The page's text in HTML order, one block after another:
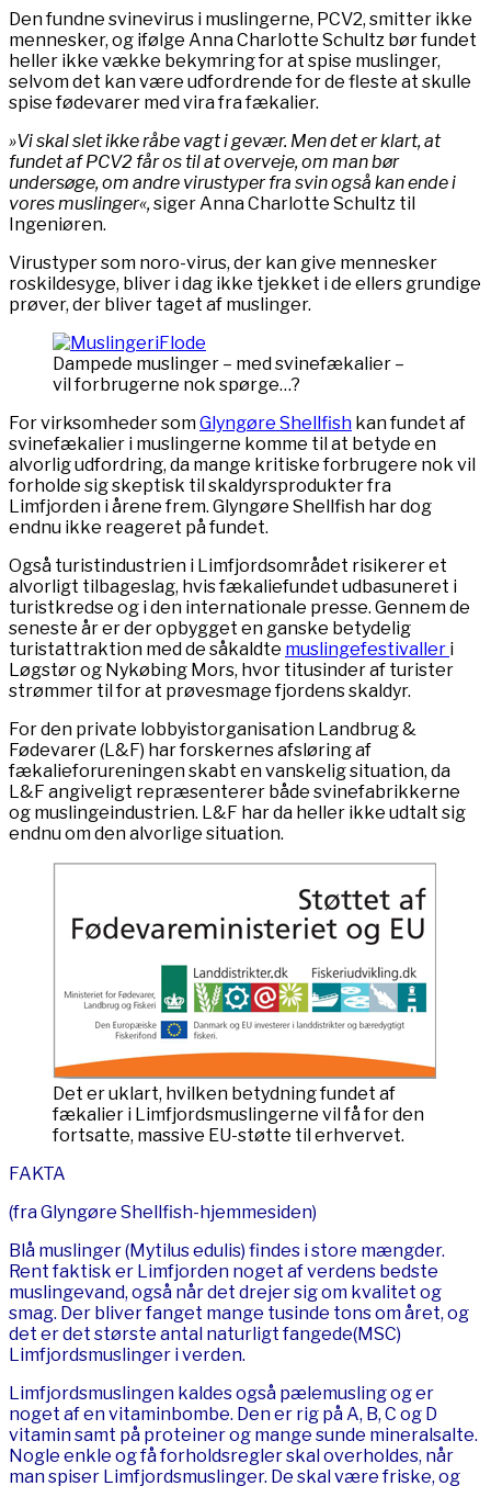
Den fundne svinevirus i muslingerne, PCV2, smitter ikke
mennesker, og ifølge Anna Charlotte Schultz bør fundet
heller ikke vække bekymring for at spise muslinger,
selvom det kan være udfordrende for de fleste at skulle
spise fødevarer med vira fra fækalier.
»Vi skal slet ikke råbe vagt i gevær. Men det er klart, at
fundet af PCV2 får os til at overveje, om man bør
undersøge, om andre virustyper fra svin også kan ende i
vores muslinger«,siger Anna Charlotte Schultz til
Ingeniøren.
Virustyper som noro-virus, der kan give mennesker
roskildesyge, bliver i dag ikke tjekket i de ellers grundige
prøver, der bliver taget af muslinger.
Dampede muslinger – med svinefækalier –
vil forbrugerne nok spørge…?
For virksomheder somGlyngøre Shellfish kan fundet af
svinefækalier i muslingerne komme til at betyde en
alvorlig udfordring, da mange kritiske forbrugere nok vil
forholde sig skeptisk til skaldyrsprodukter fra
Limfjorden i årene frem. Glyngøre Shellfish har dog
endnu ikke reageret på fundet.
Også turistindustrien i Limfjordsområdet risikerer et
alvorligt tilbageslag, hvis fækaliefundet udbasuneret i
turistkredse og i den internationale presse. Gennem de
seneste år er der opbygget en ganske betydelig
turistattraktion med de såkaldte muslingefestivaller i
Løgstør og Nykøbing Mors, hvor titusinder af turister
strømmer til for at prøvesmage fjordens skaldyr.
For den private lobbyistorganisation Landbrug &
Fødevarer (L&F) har forskernes afsløring af
fækalieforureningen skabt en vanskelig situation, da
L&F angiveligt repræsenterer både svinefabrikkerne
og muslingeindustrien. L&F har da heller ikke udtalt sig
endnu om den alvorlige situation.
Det er uklart, hvilken betydning fundet af
fækalier i Limfjordsmuslingerne vil få for den
fortsatte, massive EU-støtte til erhvervet.
FAKTA
(fra Glyngøre Shellfish-hjemmesiden)
Blå muslinger (Mytilus edulis) findes i store mængder.
Rent faktisk er Limfjorden noget af verdens bedste
muslingevand, også når det drejer sig om kvalitet og
smag. Der bliver fanget mange tusinde tons om året, og
det er det største antal naturligt fangede(MSC)
Limfjordsmuslinger i verden.
Limfjordsmuslingen kaldes også pælemusling og er
noget af en vitaminbombe. Den er rig på A, B, C og D
vitamin samt på proteiner og mange sunde mineralsalte.
Nogle enkle og få forholdsregler skal overholdes, når
man spiser Limfjordsmuslinger. De skal være friske, og